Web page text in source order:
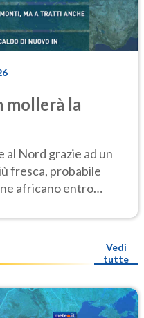
mollerà la
al Nord grazie ad un
fresca, probabile
africano entro
Vedi
tutte